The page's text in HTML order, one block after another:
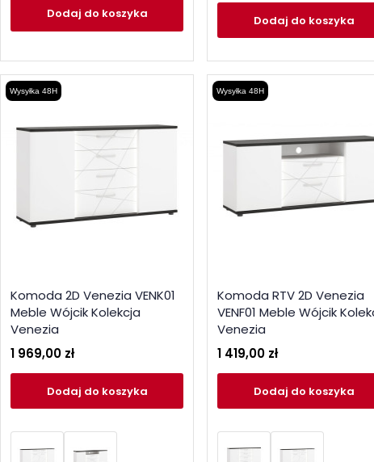
Dodaj do koszyka Dodaj do koszyka
Wysyłka 48H
Komoda 2D Venezia VENK01
Meble Wójcik Kolekcja
Venezia
1 969,00 zł
Dodaj do koszyka
Wysyłka 48H
Komoda RTV 2D Venezia
VENF01 Meble Wójcik
Venezia
1 419,00 zł
Dodaj do koszyka